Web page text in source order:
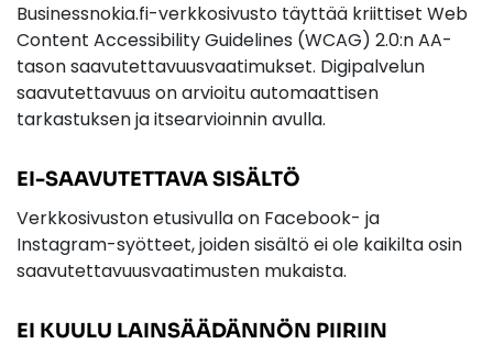
Businessnokia.fi-verkkosivusto täyttää kriittiset Web
Content Accessibility Guidelines (WCAG) 2.0:n AA-
tason saavutettavuusvaatimukset. Digipalvelun
saavutettavuus on arvioitu automaattisen
tarkastuksen ja itsearvioinnin avulla.
EI-SAAVUTETTAVA SISÄLTÖ
Verkkosivuston etusivulla on Facebook- ja
Instagram-syötteet, joiden sisältö ei ole kaikilta osin
saavutettavuusvaatimusten mukaista.
EI KUULU LAINSÄÄDÄNNÖN PIIRIIN